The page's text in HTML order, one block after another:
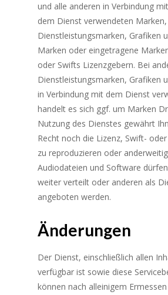
und alle anderen in Verbindung
dem Dienst verwendeten Marken,
Dienstleistungsmarken, Grafiken
Marken oder eingetragene
oder Swifts Lizenzgebern. Bei
Dienstleistungsmarken, Grafiken
in Verbindung mit dem Dienst
handelt es sich ggf. um Marken
Nutzung des Dienstes gewährt
Recht noch die Lizenz, Swift-
zu reproduzieren oder
Audiodateien und Software
weiter verteilt oder anderen als
angeboten werden.
Änderungen
Der Dienst, einschließlich allen
verfügbar ist sowie diese
können nach alleinigem